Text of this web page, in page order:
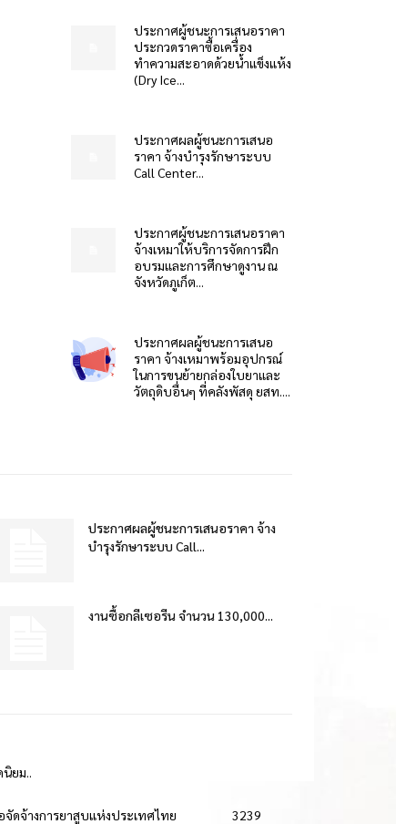
ประกาศผู้ชนะการเสนอราคา
ประกวดราคาซื้อเครื่อง
ทำความสะอาดด้วยน้ำแข็งแห้ง
(Dry Ice...
ประกาศผลผู้ชนะการเสนอ
ราคา จ้างบำรุงรักษาระบบ
Call Center...
ประกาศผู้ชนะการเสนอราคา
จ้างเหมาให้บริการจัดการฝึก
อบรมและการศึกษาดูงาน ณ
จังหวัดภูเก็ต...
ประกาศผลผู้ชนะการเสนอ
ราคา จ้างเหมาพร้อมอุปกรณ์
ในการขนย้ายกล่องใบยาและ
วัตถุดิบอื่นๆ ที่คลังพัสดุ ยสท....
ประกาศผลผู้ชนะการเสนอราคา จ้าง
บำรุงรักษาระบบ Call...
งานซื้อกลีเซอรีน จำนวน 130,000...
นิยม..
จัดจ้างการยาสูบแห่งประเทศไทย 3239